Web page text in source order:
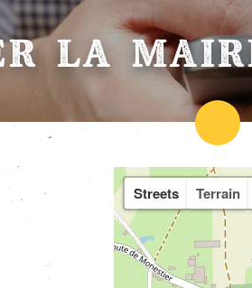
LA
Streets Terrain